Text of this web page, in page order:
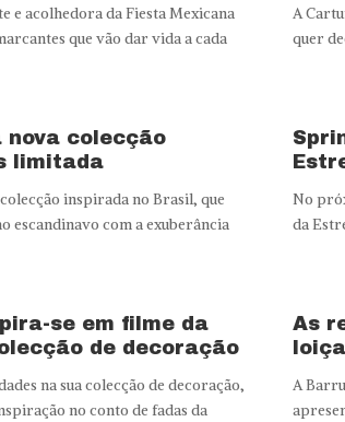
e acolhedora da Fiesta Mexicana
que vão dar vida a cada
A
quer
nova colecção
limitada
inspirada no Brasil, que
escandinavo com a exuberância
No
da
se em filme da
de decoração
na sua colecção de decoração,
no conto de fadas da
As
loiça
A